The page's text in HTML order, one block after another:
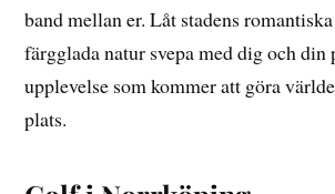
band mellan er. Låt stadens
färgglada natur svepa med dig och din
upplevelse som kommer att göra
plats.